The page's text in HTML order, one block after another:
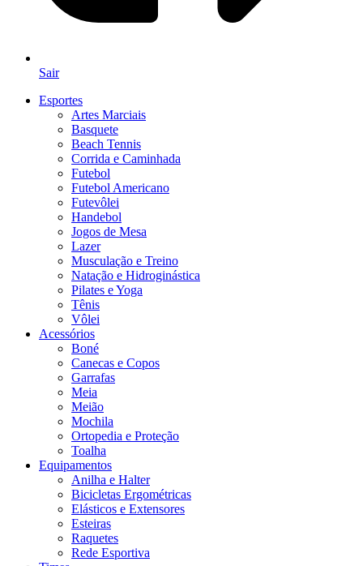
Sair
Esportes
Artes Marciais
Basquete
Beach Tennis
Corrida e Caminhada
Futebol
Futebol Americano
Futevôlei
Handebol
Jogos de Mesa
Lazer
Musculação e Treino
Natação e Hidroginástica
Pilates e Yoga
Tênis
Vôlei
Acessórios
Boné
Canecas e Copos
Garrafas
Meia
Meião
Mochila
Ortopedia e Proteção
Toalha
Equipamentos
Anilha e Halter
Bicicletas Ergométricas
Elásticos e Extensores
Esteiras
Raquetes
Rede Esportiva